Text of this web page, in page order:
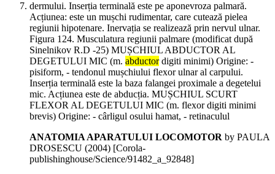
dermului. Inserția terminală este pe aponevroza palmară.
Acțiunea: este un mușchi rudimentar, care cutează pielea
regiunii hipotenare. Inervația se realizează prin nervul ulnar.
Figura 124. Musculatura regiunii palmare (modificat după
Sinelnikov R.D -25) MUȘCHIUL ABDUCTOR AL
DEGETULUI MIC (m. abductordigiti minimi) Origine: -
pisiform, - tendonul mușchiului flexor ulnar al carpului.
Inserția terminală este la baza falangei proximale a degetelui
mic. Acțiunea este de abducția. MUȘCHIUL SCURT
FLEXOR AL DEGETULUI MIC (m. flexor digiti minimi
brevis) Origine: - cârligul osului hamat, - retinaculul
ANATOMIA APARATULUI LOCOMOTOR by PAULA
DROSESCU (2004) [Corola-
publishinghouse/Science/91482_a_92848]